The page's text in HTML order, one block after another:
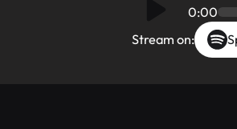
0:00
Stream on: